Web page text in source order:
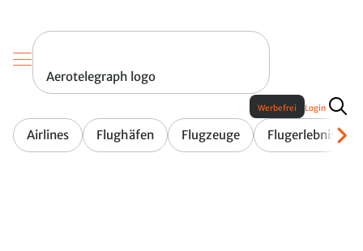
Aerotelegraph logo
Airlines Flughäfen Flugzeuge Flugerlebnis
Werbefrei Login